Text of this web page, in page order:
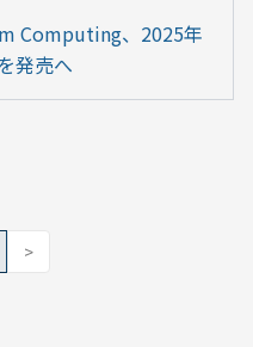
Computing、2025年
発売へ
>